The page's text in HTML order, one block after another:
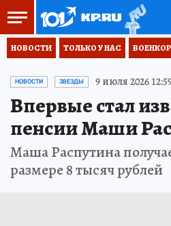
НОВОСТИ ТОЛЬКО У НАС
НОВОСТИ ЗВЕЗДЫ 9 июля 2026
Впервые стал
пенсии Маши
Маша Распутина
размере 8 тысяч рублей